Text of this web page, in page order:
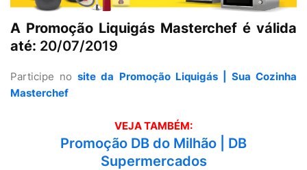
A Promoção Liquigás Masterchef é válida
até: 20/07/2019
Participe nosite da Promoção Liquigás | Sua Cozinha
Masterchef
VEJA TAMBÉM:
Promoção DB do Milhão | DB
Supermercados